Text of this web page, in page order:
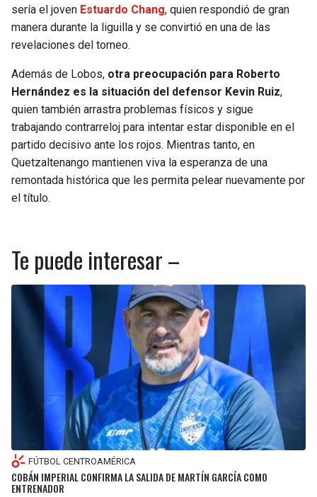
sería el joven Estuardo Chang, quien respondió de gran
manera durante la liguilla y se convirtió en una de las
revelaciones del torneo.
Además de Lobos, otra preocupación para Roberto
Hernández es la situación del defensor Kevin Ruiz,
quien también arrastra problemas físicos y sigue
trabajando contrarreloj para intentar estar disponible en el
partido decisivo ante los rojos. Mientras tanto, en
Quetzaltenango mantienen viva la esperanza de una
remontada histórica que les permita pelear nuevamente por
el título.
Te puede interesar –
FÚTBOL CENTROAMÉRICA
COBÁN IMPERIAL CONFIRMA LA SALIDA DE MARTÍN GARCÍA COMO
ENTRENADOR